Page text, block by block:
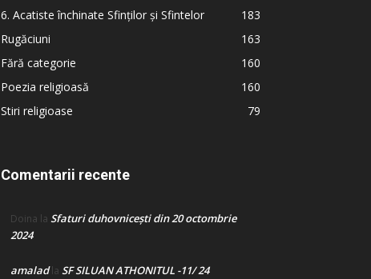
6. Acatiste închinate Sfinților și Sfintelor
183
Rugăciuni
163
Fără categorie
160
Poezia religioasă
160
Stiri religioase
79
Comentarii recente
Doina la Sfaturi duhovnicești din 20 octombrie
2024
amaladla SF SILUAN ATHONITUL -11/ 24